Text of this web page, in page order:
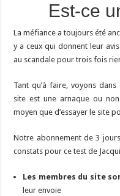
Est-ce
La méfiance a toujours été
y a ceux qui donnent leur
au scandale pour trois fois
Tant qu’à faire, voyons
site est une arnaque ou
moyen que d’essayer le site
Notre abonnement de 3
constats pour ce test de
Les membres du site
leur envoie